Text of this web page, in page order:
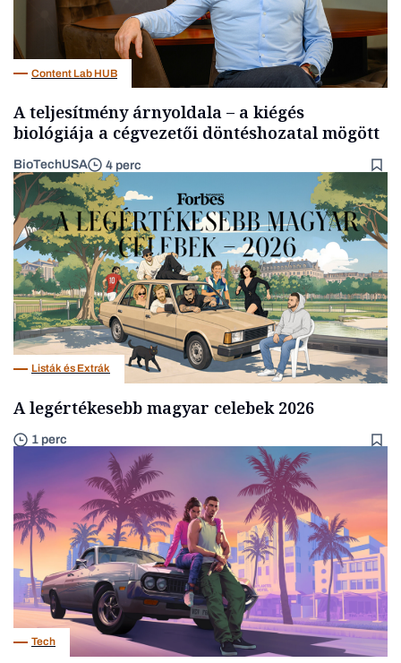
Content Lab HUB
A teljesítmény árnyoldala – a kiégés
biológiája a cégvezetői döntéshozatal mögött
BioTechUSA 4 perc
Listák és Extrák
A legértékesebb magyar celebek 2026
1 perc
Tech